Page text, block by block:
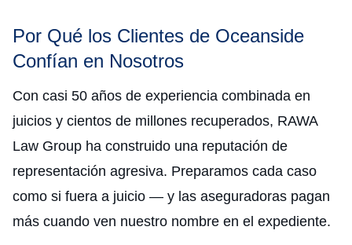
Por Qué los Clientes de Oceanside
Confían en Nosotros
Con casi 50 años de experiencia combinada en
juicios y cientos de millones recuperados, RAWA
Law Group ha construido una reputación de
representación agresiva. Preparamos cada caso
como si fuera a juicio — y las aseguradoras pagan
más cuando ven nuestro nombre en el expediente.